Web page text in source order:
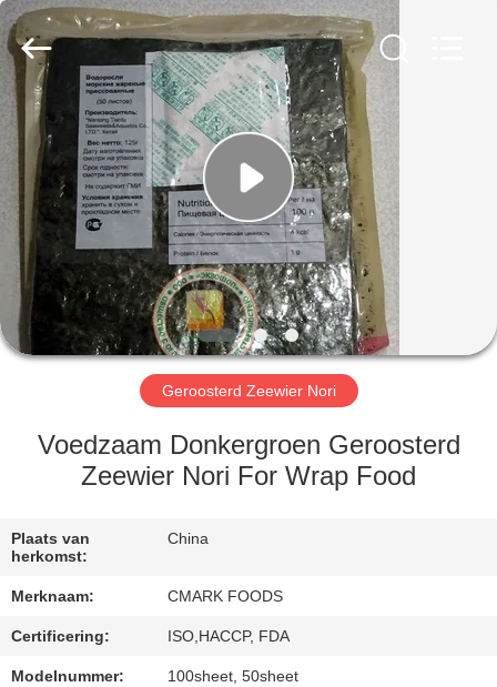
THUIS
PRODUCTEN
OVER
ONS
FABRIEKSTOUR
KWALITEITSCONTROLE
CONTACT
ONS
OP
MARK
FOODS
TRADING
CO.,LTD..
Rights
Reserved.
Geroosterd Zeewier Nori
Voedzaam Donkergroen Geroosterd
Zeewier Nori For Wrap Food
Plaats van
herkomst:
China
Merknaam: CMARK FOODS
Certificering: ISO,HACCP, FDA
Modelnummer: 100sheet, 50sheet